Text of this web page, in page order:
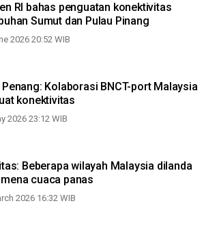
RI bahas penguatan konektivitas
Sumut dan Pulau Pinang
2026 20:52 WIB
Penang: Kolaborasi BNCT-port Malaysia
konektivitas
2026 23:12 WIB
Beberapa wilayah Malaysia dilanda
cuaca panas
2026 16:32 WIB